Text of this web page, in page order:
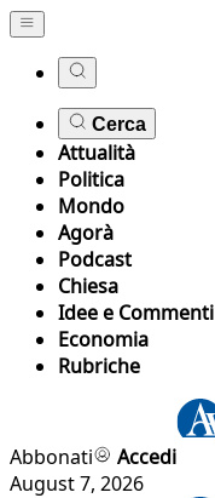
Cerca
Attualità
Politica
Mondo
Agorà
Podcast
Chiesa
Idee e Commenti
Economia
Rubriche
Abbonati
Accedi
August 7, 2026